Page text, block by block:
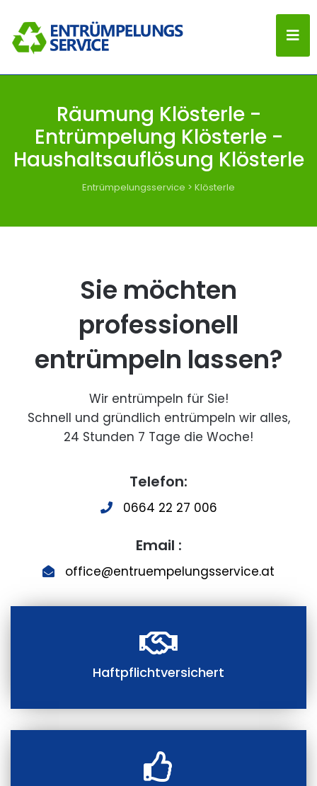
Räumung Klösterle -
Entrümpelung Klösterle -
Haushaltsauflösung Klösterle
Entrümpelungsservice > Klösterle
Sie möchten
professionell
entrümpeln lassen?
Wir entrümpeln für Sie!
Schnell und gründlich entrümpeln wir alles,
24 Stunden 7 Tage die Woche!
Telefon:
0664 22 27 006
Email :
office@entruempelungsservice.at
Haftpflichtversichert